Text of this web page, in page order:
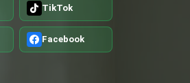
TikTok
Facebook